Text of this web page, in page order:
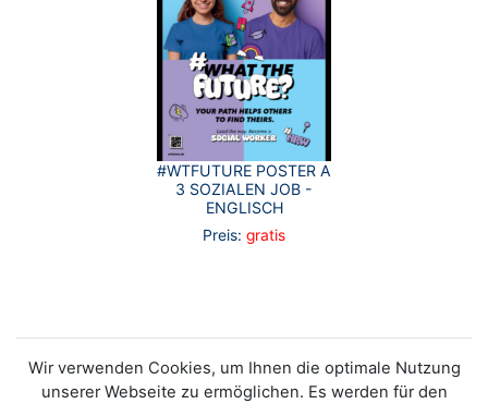
#WTFUTURE POSTER A
3 SOZIALEN JOB -
ENGLISCH
Preis: gratis
Wir verwenden Cookies, um Ihnen die optimale Nutzung
unserer Webseite zu ermöglichen. Es werden für den